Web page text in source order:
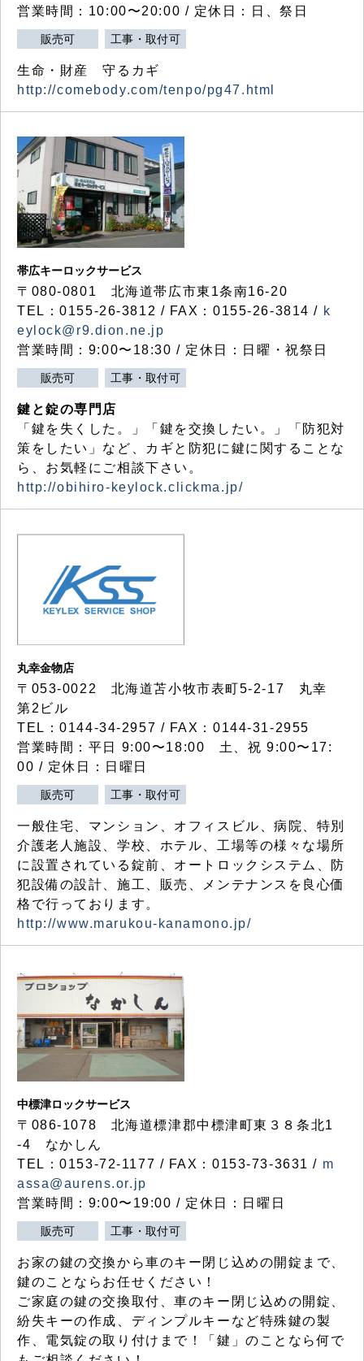
営業時間：10:00〜20:00 / 定休日：日、祭日
販売可 工事・取付可
生命・財産 守るカギ
http://comebody.com/tenpo/pg47.html
帯広キーロックサービス
〒080-0801 北海道帯広市東1条南16-20
TEL：0155-26-3812 / FAX：0155-26-3814 / k
eylock@r9.dion.ne.jp
営業時間：9:00〜18:30 / 定休日：日曜・祝祭日
販売可 工事・取付可
鍵と錠の専門店
「鍵を失くした。」「鍵を交換したい。」「防犯対
策をしたい」など、カギと防犯に鍵に関することな
ら、お気軽にご相談下さい。
http://obihiro-keylock.clickma.jp/
丸幸金物店
〒053-0022 北海道苫小牧市表町5-2-17 丸幸
第2ビル
TEL：0144-34-2957 / FAX：0144-31-2955
営業時間：平日 9:00〜18:00 土、祝 9:00〜17:
00 / 定休日：日曜日
販売可 工事・取付可
一般住宅、マンション、オフィスビル、病院、特別
介護老人施設、学校、ホテル、工場等の様々な場所
に設置されている錠前、オートロックシステム、防
犯設備の設計、施工、販売、メンテナンスを良心価
格で行っております。
http://www.marukou-kanamono.jp/
中標津ロックサービス
〒086-1078 北海道標津郡中標津町東３８条北1
-4 なかしん
TEL：0153-72-1177 / FAX：0153-73-3631 / m
assa@aurens.or.jp
営業時間：9:00〜19:00 / 定休日：日曜日
販売可 工事・取付可
お家の鍵の交換から車のキー閉じ込めの開錠まで、
鍵のことならお任せください！
ご家庭の鍵の交換取付、車のキー閉じ込めの開錠、
紛失キーの作成、ディンプルキーなど特殊鍵の製
作、電気錠の取り付けまで！「鍵」のことなら何で